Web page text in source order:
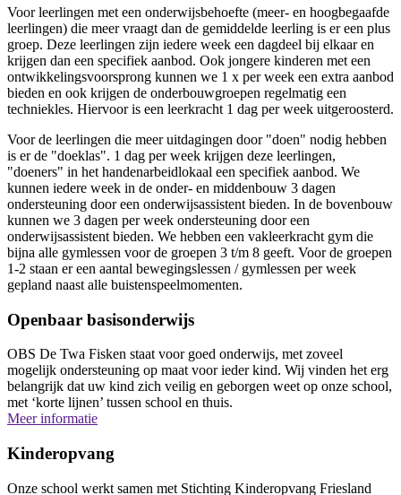
Voor leerlingen met een onderwijsbehoefte (meer- en hoogbegaafde
leerlingen) die meer vraagt dan de gemiddelde leerling is er een plus
groep. Deze leerlingen zijn iedere week een dagdeel bij elkaar en
krijgen dan een specifiek aanbod. Ook jongere kinderen met een
ontwikkelingsvoorsprong kunnen we 1 x per week een extra aanbod
bieden en ook krijgen de onderbouwgroepen regelmatig een
techniekles. Hiervoor is een leerkracht 1 dag per week uitgeroosterd.
Voor de leerlingen die meer uitdagingen door "doen" nodig hebben
is er de "doeklas". 1 dag per week krijgen deze leerlingen,
"doeners" in het handenarbeidlokaal een specifiek aanbod. We
kunnen iedere week in de onder- en middenbouw 3 dagen
ondersteuning door een onderwijsassistent bieden. In de bovenbouw
kunnen we 3 dagen per week ondersteuning door een
onderwijsassistent bieden. We hebben een vakleerkracht gym die
bijna alle gymlessen voor de groepen 3 t/m 8 geeft. Voor de groepen
1-2 staan er een aantal bewegingslessen / gymlessen per week
gepland naast alle buistenspeelmomenten.
Openbaar basisonderwijs
OBS De Twa Fisken staat voor goed onderwijs, met zoveel
mogelijk ondersteuning op maat voor ieder kind. Wij vinden het erg
belangrijk dat uw kind zich veilig en geborgen weet op onze school,
met ‘korte lijnen’ tussen school en thuis.
Meer informatie
Kinderopvang
Onze school werkt samen met Stichting Kinderopvang Friesland